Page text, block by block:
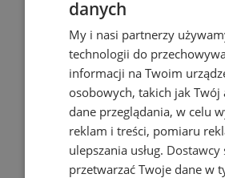
danych
My i nasi partnerzy
technologii do
informacji na Twoim
osobowych, takich jak
dane przeglądania, w celu
reklam i treści, pomiaru
ulepszania usług. Dostawcy
przetwarzać Twoje dane w